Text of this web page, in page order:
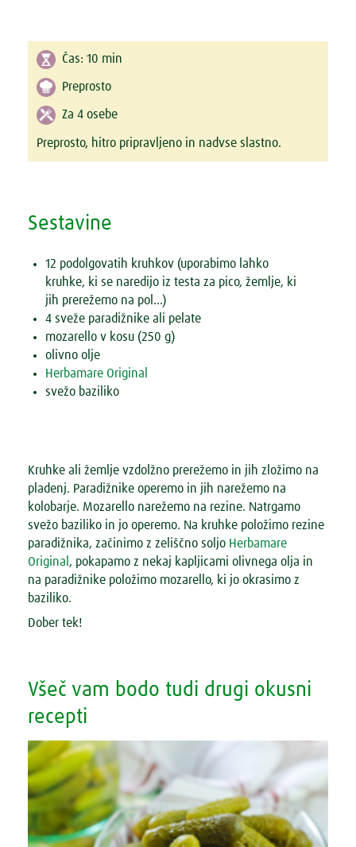
Čas: 10 min
Preprosto
Za 4 osebe
Preprosto, hitro pripravljeno in nadvse slastno.
Sestavine
12 podolgovatih kruhkov (uporabimo lahko
kruhke, ki se naredijo iz testa za pico, žemlje, ki
jih prerežemo na pol...)
4 sveže paradižnike ali pelate
mozarello v kosu (250 g)
olivno olje
Herbamare Original
svežo baziliko
Kruhke ali žemlje vzdolžno prerežemo in jih zložimo na
pladenj. Paradižnike operemo in jih narežemo na
kolobarje. Mozarello narežemo na rezine. Natrgamo
svežo baziliko in jo operemo. Na kruhke položimo rezine
paradižnika, začinimo z zeliščno soljo Herbamare
Original , pokapamo z nekaj kapljicami olivnega olja in
na paradižnike položimo mozarello, ki jo okrasimo z
baziliko.
Dober tek!
Všeč vam bodo tudi drugi okusni
recepti